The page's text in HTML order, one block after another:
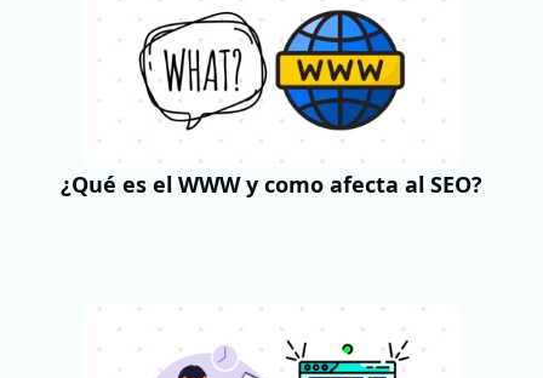
¿Qué es el WWW y como afecta al SEO?